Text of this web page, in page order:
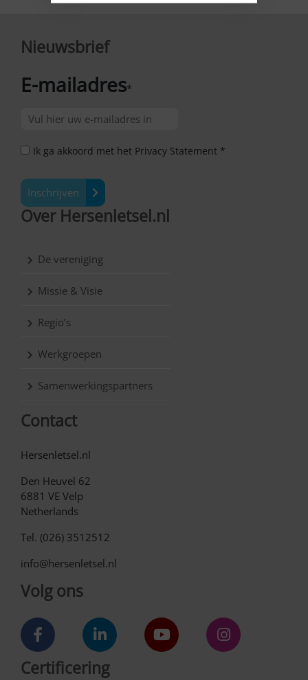
Nieuwsbrief
E-mailadres*
Ik ga akkoord met het Privacy Statement *
Inschrijven
Over Hersenletsel.nl
De vereniging
Missie & Visie
Regio’s
Werkgroepen
Samenwerkingspartners
Contact
Hersenletsel.nl
Den Heuvel 62
6881 VE Velp
Netherlands
Tel. (026) 3512512
info@hersenletsel.nl
Volg ons
Certificering